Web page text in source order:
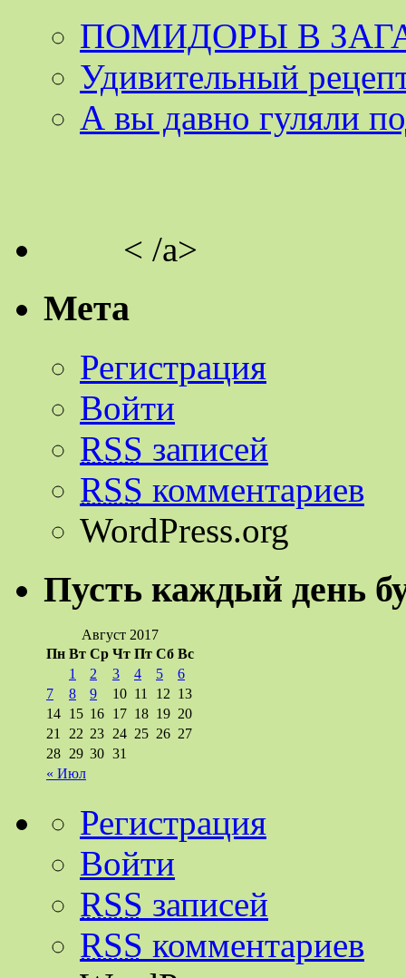
ПОМИДОРЫ В
Удивительный
А вы давно гуляли
< /a>
Мета
Регистрация
Войти
RSS записей
RSS комментариев
WordPress.org
Пусть каждый день
Август 2017
Пн Вт Ср Чт Пт Сб Вс
« Июл
1 2 3 4 5
6
7
8 9 10 11 12 13
14 15 16 17 18 19 20
21
22 23 24 25 26 27
28 29 30 31
Регистрация
Войти
RSS записей
RSS комментариев